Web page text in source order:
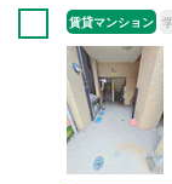
賃貸マンション